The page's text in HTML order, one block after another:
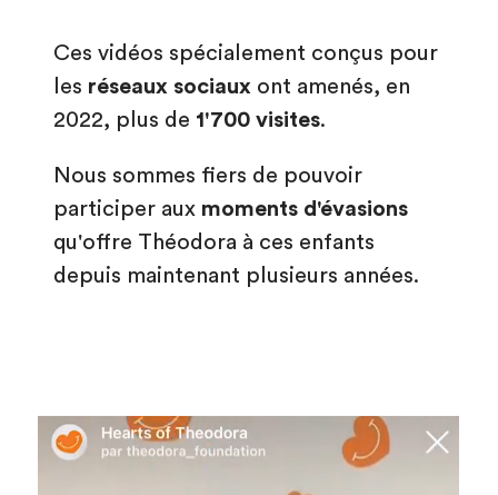
Ces vidéos spécialement conçus pour
les réseaux sociaux ont amenés, en
2022, plus de 1'700 visites.
Nous sommes fiers de pouvoir
participer aux moments d'évasions
qu'offre Théodora à ces enfants
depuis maintenant plusieurs années.